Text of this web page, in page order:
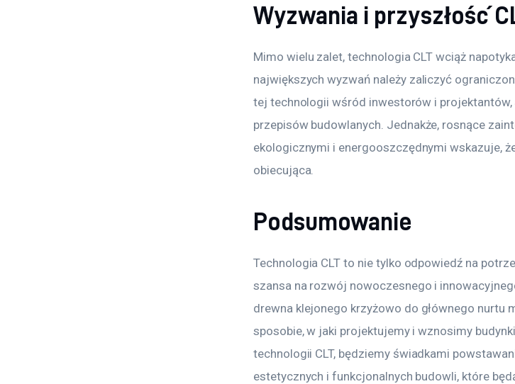
Wyzwania i przyszłość
Mimo wielu zalet, technologia CLT wciąż
największych wyzwań należy zaliczyć
tej technologii wśród inwestorów i
przepisów budowlanych. Jednakże, rosnące
ekologicznymi i energooszczędnymi wskazuje,
obiecująca.
Podsumowanie
Technologia CLT to nie tylko odpowiedź na
szansa na rozwój nowoczesnego i
drewna klejonego krzyżowo do głównego nurtu
sposobie, w jaki projektujemy i wznosimy
technologii CLT, będziemy świadkami
estetycznych i funkcjonalnych budowli, które